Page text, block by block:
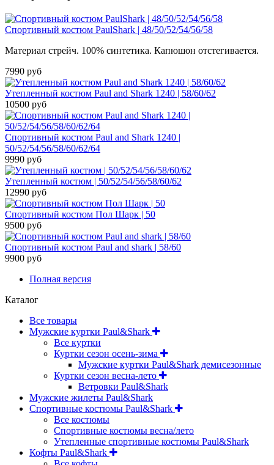
Спортивный костюм PaulShark | 48/50/52/54/56/58
Материал стрейч. 100% синтетика. Капюшон отстегивается.
7990 руб
Утепленный костюм Paul and Shark 1240 | 58/60/62
10500 руб
Спортивный костюм Paul and Shark 1240 |
50/52/54/56/58/60/62/64
9990 руб
Утепленный костюм | 50/52/54/56/58/60/62
12990 руб
Спортивный костюм Пол Шарк | 50
9500 руб
Спортивный костюм Paul and shark | 58/60
9900 руб
Полная версия
Каталог
Все товары
Мужские куртки Paul&Shark
Все куртки
Куртки сезон осень-зима
Мужские куртки Paul&Shark демисезонные
Куртки сезон весна-лето
Ветровки Paul&Shark
Мужские жилеты Paul&Shark
Спортивные костюмы Paul&Shark
Все костюмы
Спортивные костюмы весна/лето
Утепленные спортивные костюмы Paul&Shark
Кофты Paul&Shark